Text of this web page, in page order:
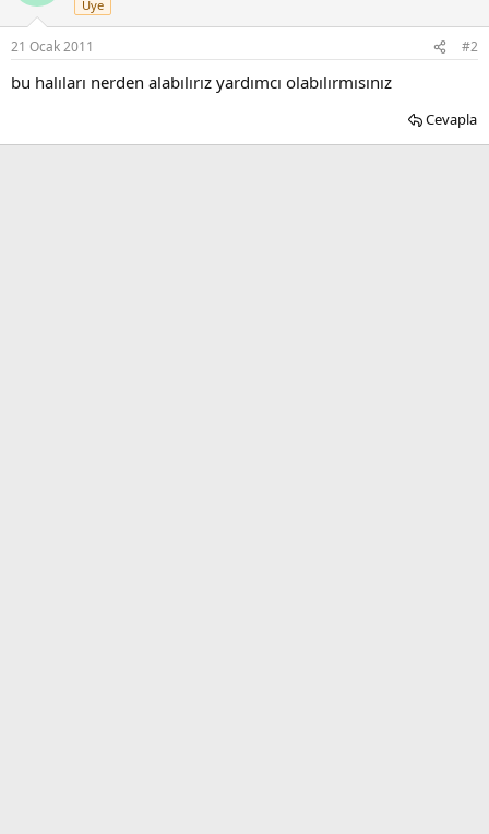
Üye
21 Ocak 2011 #2
bu halıları nerden alabılırız yardımcı olabılırmısınız
Cevapla